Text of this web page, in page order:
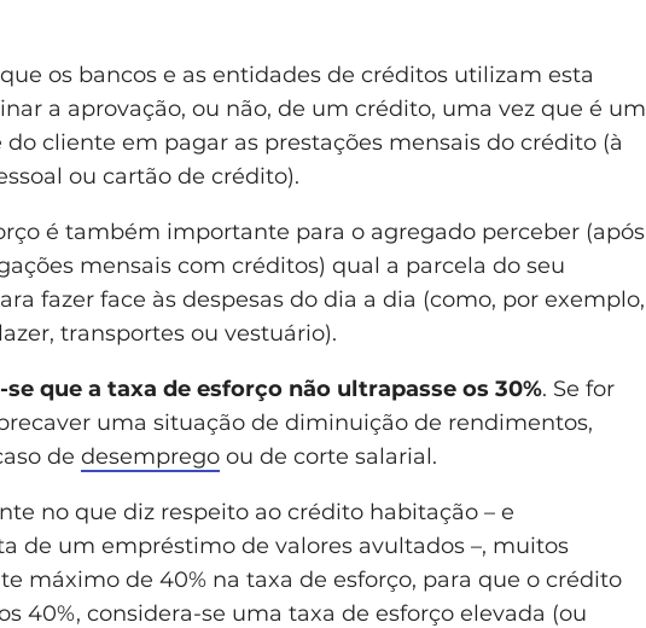
os bancos e as entidades de créditos utilizam esta
a aprovação, ou não, de um crédito, uma vez que é um
cliente em pagar as prestações mensais do crédito (à
ou cartão de crédito).
é também importante para o agregado perceber (após
mensais com créditos) qual a parcela do seu
fazer face às despesas do dia a dia (como, por exemplo,
transportes ou vestuário).
que a taxa de esforço não ultrapasse os 30%. Se for
uma situação de diminuição de rendimentos,
de desemprego ou de corte salarial.
no que diz respeito ao crédito habitação – e
de um empréstimo de valores avultados –, muitos
máximo de 40% na taxa de esforço, para que o crédito
40%, considera-se uma taxa de esforço elevada (ou